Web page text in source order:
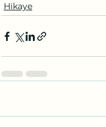
Hikaye